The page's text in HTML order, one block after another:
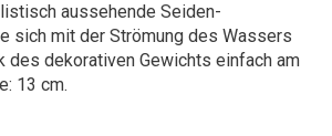
aussehende Seiden-
sich mit der Strömung des Wassers
des dekorativen Gewichts einfach am
13 cm.